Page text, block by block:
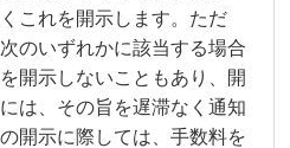
これを開示します。ただ
のいずれかに該当する場合
開示しないこともあり、開
は、その旨を遅滞なく通知
開示に際しては、手数料を